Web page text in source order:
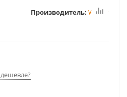
Производитель: Winter